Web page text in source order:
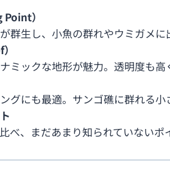
）
群生し、小魚の群れやウミガメに
ミックな地形が魅力。透明度も
グにも最適。サンゴ礁に群れる小
べ、まだあまり知られていない